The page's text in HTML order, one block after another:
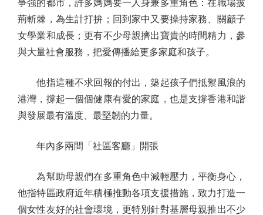
爭強的都市，許多媽媽要一人身兼多重角色：在職場披
荊斬棘，為生計打拚；回到家中又要操持家務、關顧子
女學業和成長；更有不少母親擠出寶貴的時間精力，參
與大量社會服務，把愛傳播給更多家庭和孩子。
他指這種不求回報的付出，築起孩子們抵禦風浪的
港灣，撐起一個個健康有愛的家庭，也是支撐香港和諧
與發展最有溫度、最堅韌的力量。
年內多兩間「社區客廳」開張
為幫助母親們在多重角色中減輕壓力，平衡身心，
他指特區政府近年積極推動各項支援措施，致力打造一
個女性友好的社會環境，更特別針對基層母親推出不少